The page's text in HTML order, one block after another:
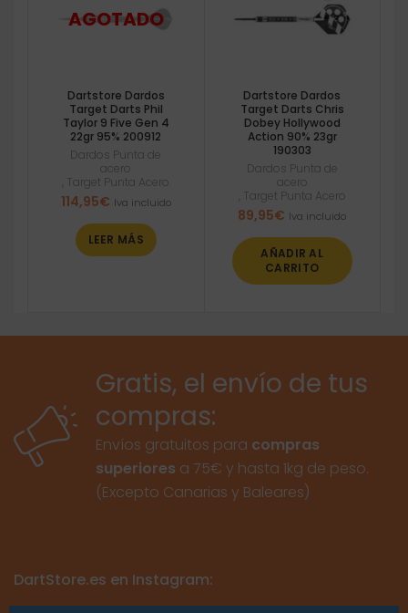
Dartstore Dardos
Target Darts Phil
Taylor 9 Five Gen 4
22gr 95% 200912
Dardos Punta de
acero
Target Punta Acero
114,95€ Iva incluido
LEER MÁS
Dartstore Dardos
Target Darts Chris
Dobey Hollywood
Action 90% 23gr
190303
Dardos Punta de
acero
Target Punta Acero
89,95€ Iva incluido
AÑADIR AL
CARRITO
Gratis, el envío de tus
compras:
Envíos gratuitos para compras
superiores a 75€ y hasta 1kg de peso.
(Excepto Canarias y Baleares)
DartStore.es en Instagram: